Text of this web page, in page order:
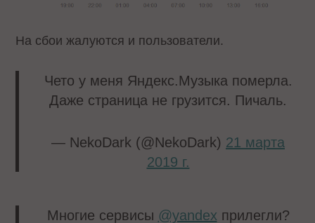
На сбои жалуются и пользователи.
Чето у меня Яндекс.Музыка померла.
Даже страница не грузится. Пичаль.
— NekoDark (@NekoDark) 21 марта
2019 г.
Многие сервисы @yandex прилегли?